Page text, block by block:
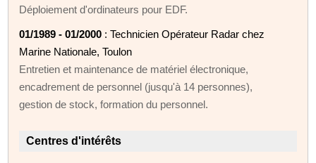
Déploiement d'ordinateurs pour EDF.
01/1989 - 01/2000 : Technicien Opérateur Radar chez
Marine Nationale, Toulon
Entretien et maintenance de matériel électronique,
encadrement de personnel (jusqu'à 14 personnes),
gestion de stock, formation du personnel.
Centres d'intérêts